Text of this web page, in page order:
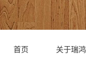
首页 关于瑞鸿